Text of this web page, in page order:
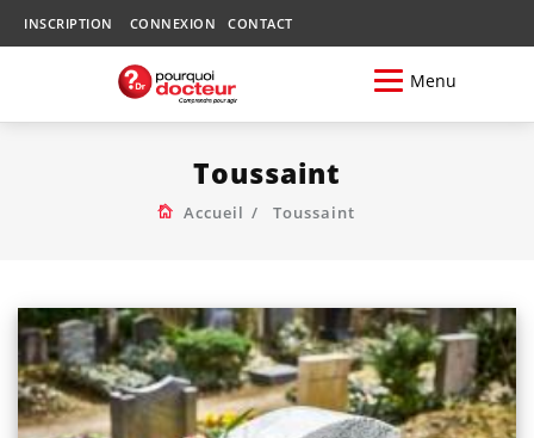
INSCRIPTION CONNEXION CONTACT
Menu
Toussaint
Accueil Toussaint